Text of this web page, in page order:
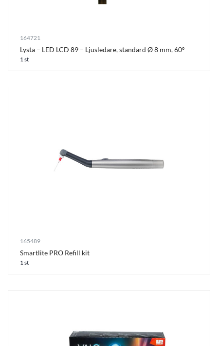
164721
Lysta – LED LCD 89 – Ljusledare, standard Ø 8 mm, 60º
1 st
165489
Smartlite PRO Refill kit
1 st